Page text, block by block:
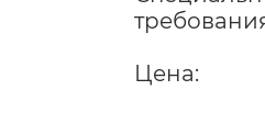
Цена: